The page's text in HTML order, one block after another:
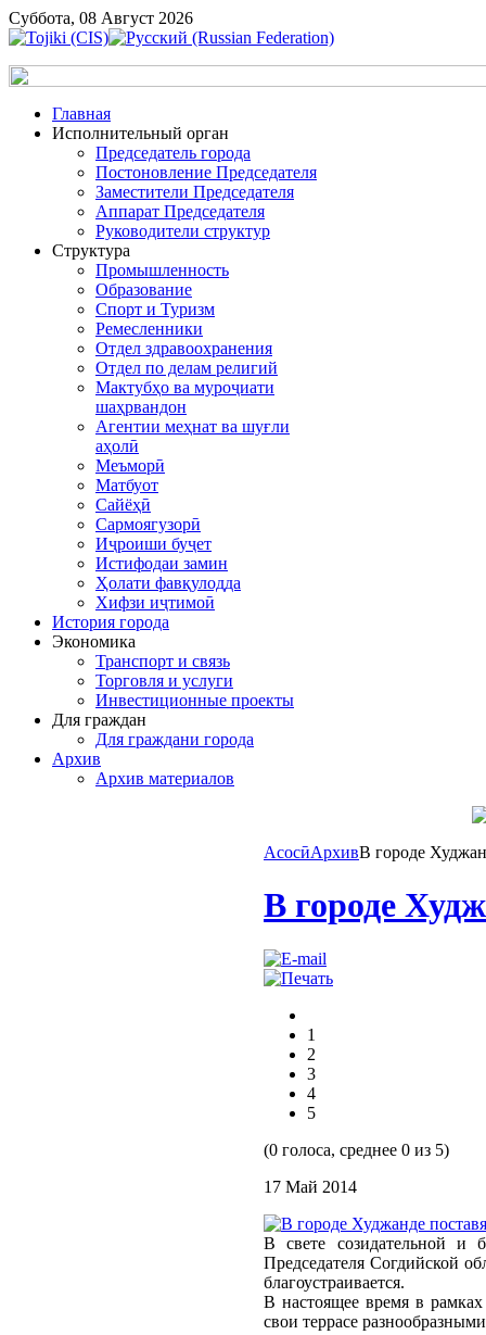
Суббота, 08 Август 2026
Главная
Исполнительный орган
Председатель города
Постоновление Председателя
Заместители Председателя
Аппарат Председателя
Руководители структур
Структура
Промышленность
Образование
Спорт и Туризм
Ремесленники
Отдел здравоохранения
Отдел по делам религий
Мактубҳо ва муроҷиати
шаҳрвандон
Агентии меҳнат ва шуғли
аҳолӣ
Меъморӣ
Матбуот
Сайёҳӣ
Сармоягузорӣ
Иҷроиши буҷет
Истифодаи замин
Ҳолати фавқулодда
Хифзи иҷтимоӣ
История города
Экономика
Транспорт и связь
Торговля и услуги
Инвестиционные проекты
Для граждан
Для граждани города
Архив
Архив материалов
АсосӣАрхивВ городе
В городе
1
2
3
4
5
(0 голоса, среднее 0 из 5)
17 Май 2014
В свете созидательной и
Председателя Согдийской
благоустраивается.
В настоящее время в
свои террасе